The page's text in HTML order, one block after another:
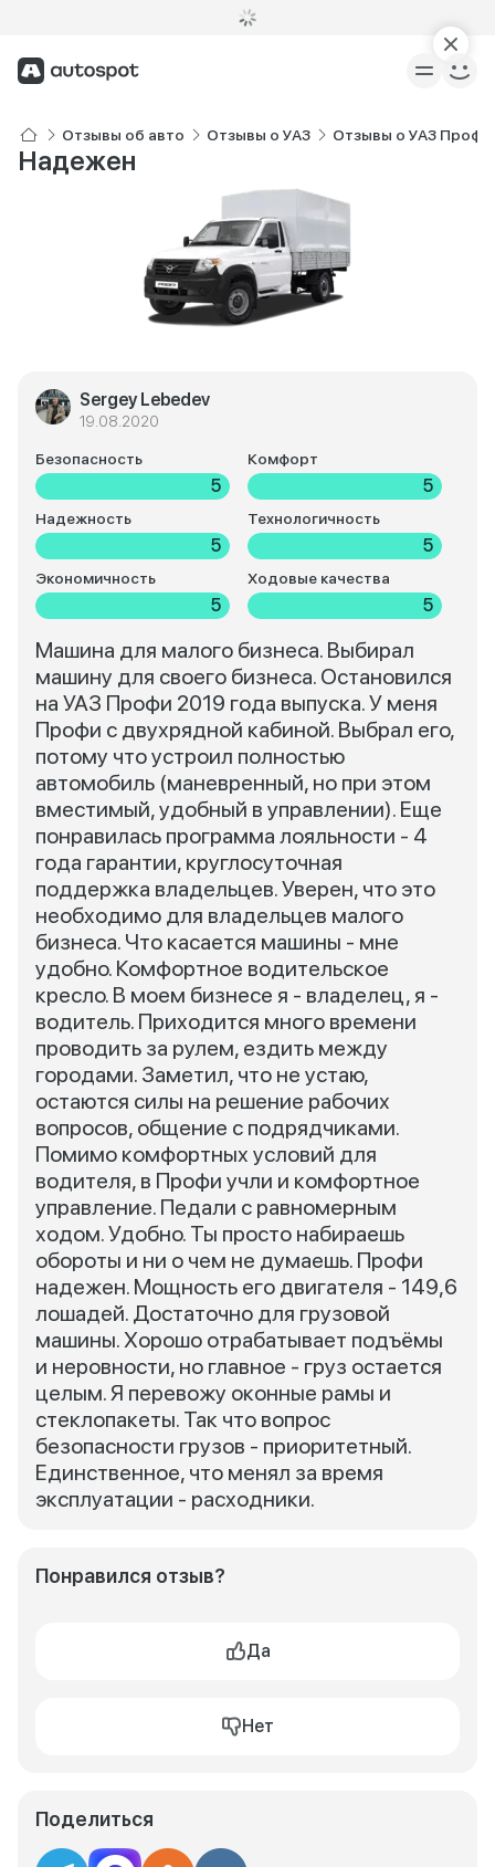
Отзывы об авто Отзывы о УАЗ Отзывы о УАЗ Профи
Надежен
Sergey Lebedev
19.08.2020
Безопасность
5
Комфорт
5
Надежность
5
Технологичность
5
Экономичность
5
Ходовые качества
5
Машина для малого бизнеса. Выбирал
машину для своего бизнеса. Остановился
на УАЗ Профи 2019 года выпуска. У меня
Профи с двухрядной кабиной. Выбрал его,
потому что устроил полностью
автомобиль (маневренный, но при этом
вместимый, удобный в управлении). Еще
понравилась программа лояльности - 4
года гарантии, круглосуточная
поддержка владельцев. Уверен, что это
необходимо для владельцев малого
бизнеса. Что касается машины - мне
удобно. Комфортное водительское
кресло. В моем бизнесе я - владелец, я -
водитель. Приходится много времени
проводить за рулем, ездить между
городами. Заметил, что не устаю,
остаются силы на решение рабочих
вопросов, общение с подрядчиками.
Помимо комфортных условий для
водителя, в Профи учли и комфортное
управление. Педали с равномерным
ходом. Удобно. Ты просто набираешь
обороты и ни о чем не думаешь. Профи
надежен. Мощность его двигателя - 149,6
лошадей. Достаточно для грузовой
машины. Хорошо отрабатывает подъёмы
и неровности, но главное - груз остается
целым. Я перевожу оконные рамы и
стеклопакеты. Так что вопрос
безопасности грузов - приоритетный.
Единственное, что менял за время
эксплуатации - расходники.
Понравился отзыв?
Да
Нет
Поделиться